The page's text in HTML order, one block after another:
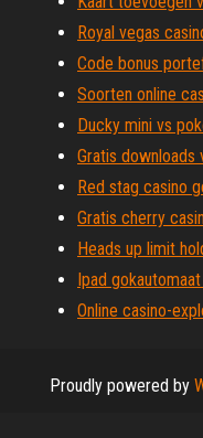
Royal vegas
Code bonus
Soorten online
Ducky mini vs
Gratis downloads
Red stag casino
Gratis cherry
Heads up limit
Ipad
Online casino-
Proudly powered by